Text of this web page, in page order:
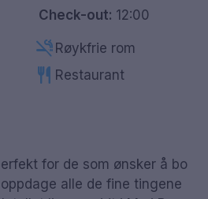
DoneCheck-out: 12:00
smoke_free Røykfrie rom
restaurant Restaurant
for de som ønsker å bo
alle de fine tingene